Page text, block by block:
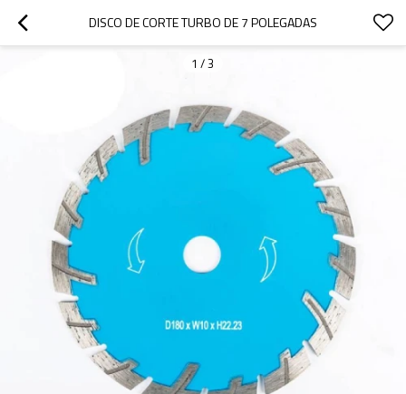
DISCO DE CORTE TURBO DE 7 POLEGADAS
1 /3